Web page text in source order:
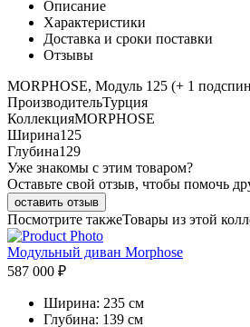
Описание
Характеристики
Доставка и сроки поставки
Отзывы
MORPHOSE, Модуль 125 (+ 1
ПроизводительТурция
КоллекцияMORPHOSE
Ширина125
Глубина129
Уже знакомы с этим товаром?
Оставьте свой отзыв, чтобы помочь
оставить отзыв
Посмотрите такжеТовары из этой
Модульный диван Morphose
587 000 ₽
Ширина: 235 см
Глубина: 139 см